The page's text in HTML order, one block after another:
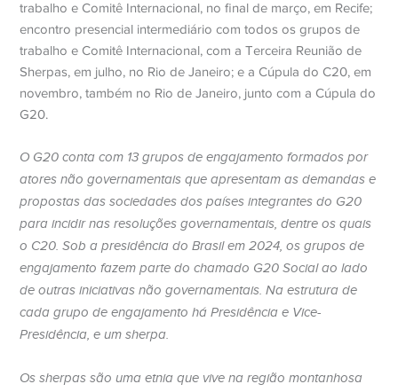
trabalho e Comitê Internacional, no final de março, em Recife;
encontro presencial intermediário com todos os grupos de
trabalho e Comitê Internacional, com a Terceira Reunião de
Sherpas, em julho, no Rio de Janeiro; e a Cúpula do C20, em
novembro, também no Rio de Janeiro, junto com a Cúpula do
G20.
O G20 conta com 13 grupos de engajamento formados por
atores não governamentais que apresentam as demandas e
propostas das sociedades dos países integrantes do G20
para incidir nas resoluções governamentais, dentre os quais
o C20. Sob a presidência do Brasil em 2024, os grupos de
engajamento fazem parte do chamado G20 Social ao lado
de outras iniciativas não governamentais. Na estrutura de
cada grupo de engajamento há Presidência e Vice-
Presidência, e um sherpa.
Os sherpas são uma etnia que vive na região montanhosa